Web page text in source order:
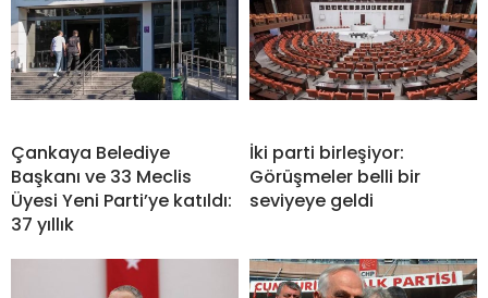
Çankaya Belediye
Başkanı ve 33 Meclis
Üyesi Yeni Parti’ye katıldı:
37 yıllık
İki parti birleşiyor:
Görüşmeler belli bir
seviyeye geldi